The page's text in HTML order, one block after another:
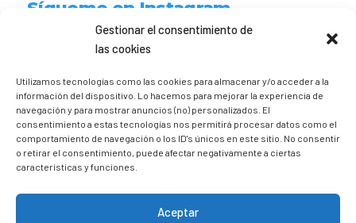
Gestionar el consentimiento de
las cookies
Utilizamos tecnologías como las cookies para almacenar y/o acceder a la
información del dispositivo. Lo hacemos para mejorar la experiencia de
navegación y para mostrar anuncios (no) personalizados. El
consentimiento a estas tecnologías nos permitirá procesar datos como el
comportamiento de navegación o los ID's únicos en este sitio. No consentir
o retirar el consentimiento, puede afectar negativamente a ciertas
características y funciones.
Aceptar
Sígueme en Instagram
Freelance | Web | RRSS
Mi tienda de productos ECO
@lacatalina.shop
Alquila tu Autocaravana en
@caravana_go
Mi blog de viajes